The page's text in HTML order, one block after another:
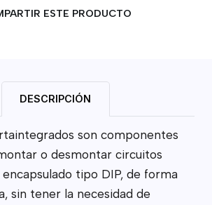
ESTE PRODUCTO
DESCRIPCIÓN
son componentes
o desmontar circuitos
tipo DIP, de forma
sin tener la necesidad de